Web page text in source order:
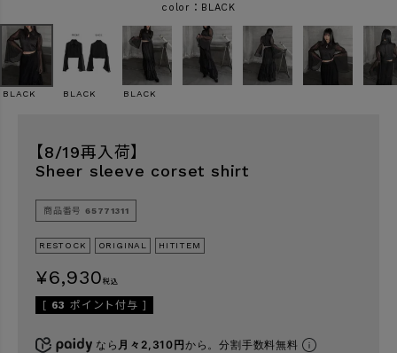
在庫なし商品
表示する 表示しない
BLACK
BLACK BLACK BLACK
【8/19再入荷】
Sheer sleeve corset shirt
商品番号 65771311
RESTOCK ORIGINAL HITITEM
¥6,930 税込
[ 63 ポイント付与 ]
なら 月々2,310円から。分割手数料無料